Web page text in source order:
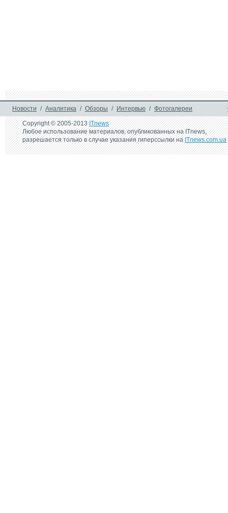
Новости / Аналитика / Обзоры / Интервью / Фотогалереи
Copyright © 2005-2013ITnews
Любое использование материалов, опубликованных на ITnews,
разрешается только в случае указания гиперссылки наITnews.com.ua